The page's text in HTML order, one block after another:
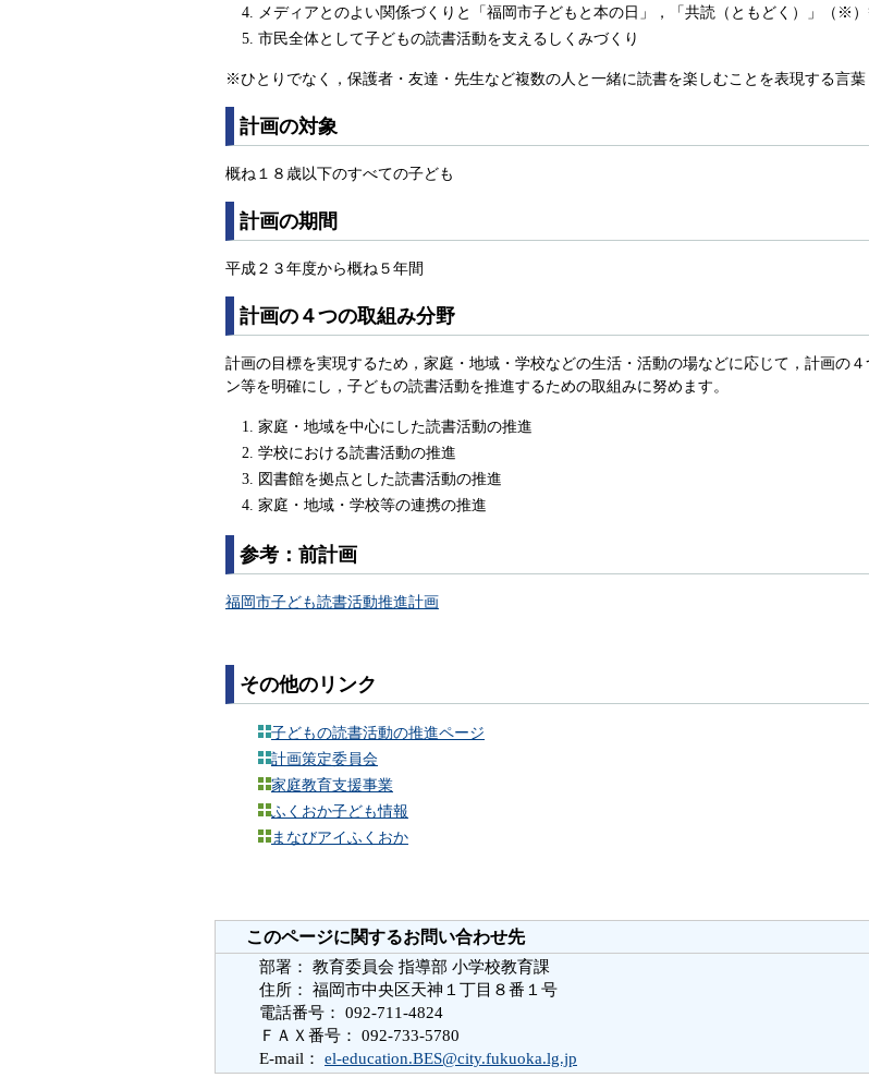
メディアとのよい関係づくりと「福岡市子どもと本の日」，「共読（ともどく）」（※
市民全体として子どもの読書活動を支えるしくみづくり
※ひとりでなく，保護者・友達・先生など複数の人と一緒に読書を楽しむことを表現する言葉
計画の対象
概ね１８歳以下のすべての子ども
計画の期間
平成２３年度から概ね５年間
計画の４つの取組み分野
計画の目標を実現するため，家庭・地域・学校などの生活・活動の場などに応じて，計画の
ン等を明確にし，子どもの読書活動を推進するための取組みに努めます。
家庭・地域を中心にした読書活動の推進
学校における読書活動の推進
図書館を拠点とした読書活動の推進
家庭・地域・学校等の連携の推進
参考：前計画
福岡市子ども読書活動推進計画
その他のリンク
子どもの読書活動の推進ページ
計画策定委員会
家庭教育支援事業
ふくおか子ども情報
まなびアイふくおか
このページに関するお問い合わせ先
部署： 教育委員会 指導部 小学校教育課
住所： 福岡市中央区天神１丁目８番１号
電話番号： 092-711-4824
ＦＡＸ番号： 092-733-5780
E-mail： el-education.BES@city.fukuoka.lg.jp